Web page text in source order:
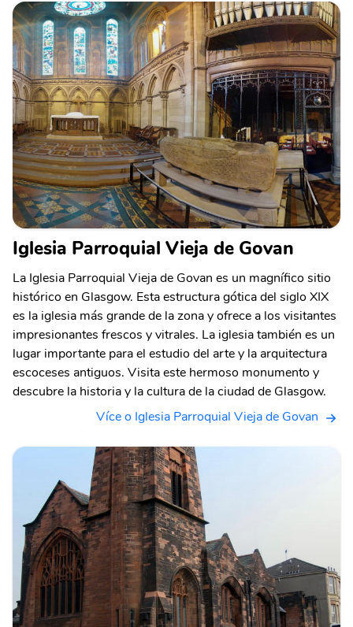
Iglesia Parroquial Vieja de Govan
La Iglesia Parroquial Vieja de Govan es un magnífico sitio
histórico en Glasgow. Esta estructura gótica del siglo XIX
es la iglesia más grande de la zona y ofrece a los visitantes
impresionantes frescos y vitrales. La iglesia también es un
lugar importante para el estudio del arte y la arquitectura
escoceses antiguos. Visita este hermoso monumento y
descubre la historia y la cultura de la ciudad de Glasgow.
Více o Iglesia Parroquial Vieja de Govan